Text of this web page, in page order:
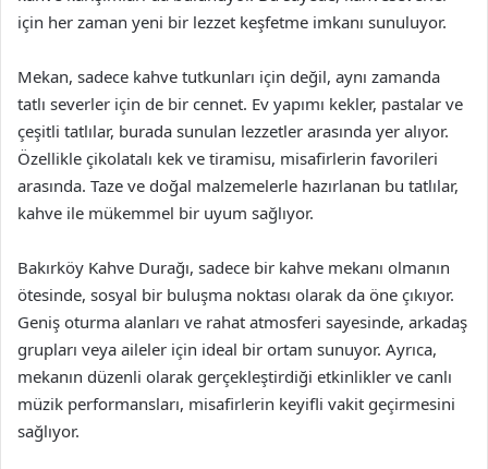
için her zaman yeni bir lezzet keşfetme imkanı sunuluyor.
Mekan, sadece kahve tutkunları için değil, aynı zamanda
tatlı severler için de bir cennet. Ev yapımı kekler, pastalar ve
çeşitli tatlılar, burada sunulan lezzetler arasında yer alıyor.
Özellikle çikolatalı kek ve tiramisu, misafirlerin favorileri
arasında. Taze ve doğal malzemelerle hazırlanan bu tatlılar,
kahve ile mükemmel bir uyum sağlıyor.
Bakırköy Kahve Durağı, sadece bir kahve mekanı olmanın
ötesinde, sosyal bir buluşma noktası olarak da öne çıkıyor.
Geniş oturma alanları ve rahat atmosferi sayesinde, arkadaş
grupları veya aileler için ideal bir ortam sunuyor. Ayrıca,
mekanın düzenli olarak gerçekleştirdiği etkinlikler ve canlı
müzik performansları, misafirlerin keyifli vakit geçirmesini
sağlıyor.